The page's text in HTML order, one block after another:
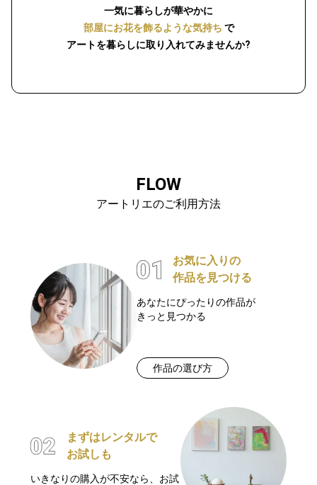
一気に暮らしが華やかに
部屋にお花を飾るような気持ち で
アートを暮らしに取り入れてみませんか?
FLOW
アートリエのご利用方法
お気に入りの
作品を見つける
あなたにぴったりの作品が
きっと見つかる
作品の選び方
まずはレンタルで
お試しも
いきなりの購入が不安なら、お試